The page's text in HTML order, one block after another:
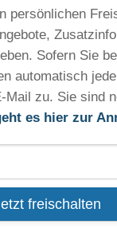
persönlichen
Sofern Sie
automatisch
Mail zu. Sie sind
es hier zur